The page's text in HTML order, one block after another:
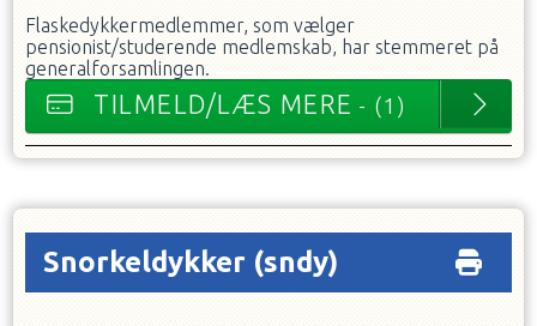
Flaskedykkermedlemmer, som vælger
pensionist/studerende medlemskab, har stemmeret på
generalforsamlingen.
TILMELD/LÆS MERE - (1)
Snorkeldykker (sndy)